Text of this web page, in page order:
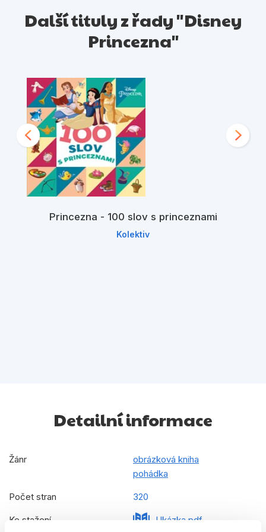
Další tituly z řady "Disney
Princezna"
Princezna - 100 slov s princeznami
Kolektiv
Detailní informace
Žánr
obrázková kniha
pohádka
Počet stran 320
Ke stažení Ukázka.pdf